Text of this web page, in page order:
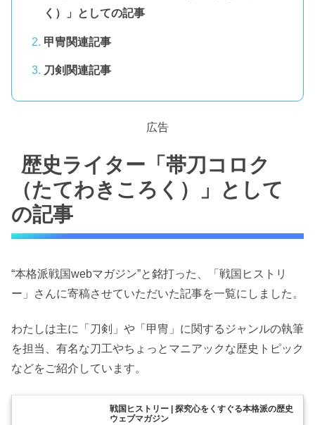
く）」としての記事
甲冑関連記事
刀剣関連記事
広告
歴史ライター「帯刀コロク
（たてわきころく）」として
の記事
“本格派戦国webマガジン”と銘打った、「戦国ヒストリ
ー」さんに寄稿させていただいた記事を一覧にしました。
わたしは主に「刀剣」や「甲冑」に関するジャンルの執筆
を担当、有名な刀工やちょっとマニアックな歴史トピック
などをご紹介しています。
戦国ヒストリー | 探究心をくすぐる本格派の歴史
ウェブマガジン